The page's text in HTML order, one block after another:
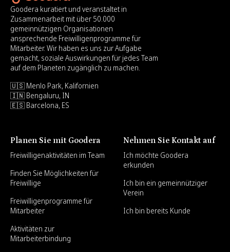
Goodera kuratiert und veranstaltet in
Zusammenarbeit mit über 50.000
gemeinnützigen Organisationen
ansprechende Freiwilligenprogramme für
Mitarbeiter. Wir haben es uns zur Aufgabe
gemacht, soziale Auswirkungen für jedes Team
auf dem Planeten zugänglich zu machen.
🇺🇸 Menlo Park, Kalifornien
🇮🇳 Bengaluru, IN
🇪🇸 Barcelona, ES
Planen Sie mit Goodera
Freiwilligenaktivitäten im Team
Finden Sie Möglichkeiten für
Freiwillige
Freiwilligenprogramme für
Mitarbeiter
Aktivitäten zur
Mitarbeiterbindung
Nehmen Sie Kontakt auf
Ich möchte Goodera
erkunden
Ich bin ein gemeinnütziger
Verein
Ich bin bereits Kunde